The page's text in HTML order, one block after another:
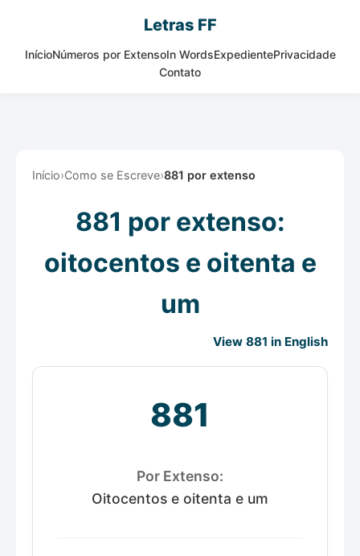
Letras FF
InícioNúmeros por ExtensoIn WordsExpedientePrivacidade
Contato
Início›Como se Escreve›881 por extenso
881 por extenso:
oitocentos e oitenta e
um
View 881 in English
881
Por Extenso:
Oitocentos e oitenta e um